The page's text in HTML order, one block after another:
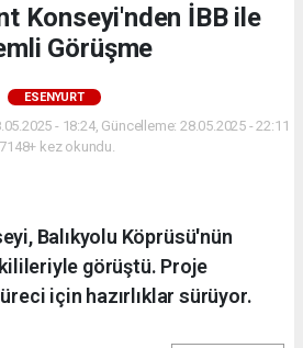
Konseyi'nden İBB ile
Görüşme
ESENYURT
- 18:24, Güncelleme: 28.05.2025 - 22:11
7148+ kez okundu.
Balıkyolu Köprüsü'nün
görüştü. Proje
için hazırlıklar sürüyor.